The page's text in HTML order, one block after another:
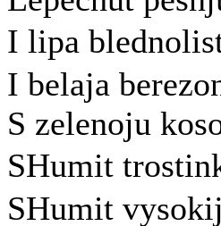
I lipa
I belaja
S zelenoju
SHumit
SHumit